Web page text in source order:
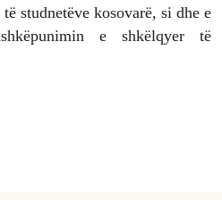
studnetëve kosovarë, si dhe e
e shkëlqyer të